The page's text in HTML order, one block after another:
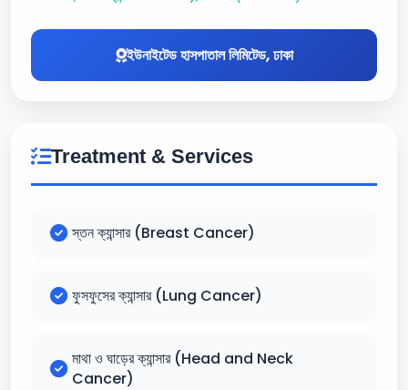
ইউনাইটেড হাসপাতাল লিমিটেড, ঢাকা
Treatment & Services
স্তন ক্যান্সার (Breast Cancer)
ফুসফুসের ক্যান্সার (Lung Cancer)
মাথা ও ঘাড়ের ক্যান্সার (Head and Neck
Cancer)